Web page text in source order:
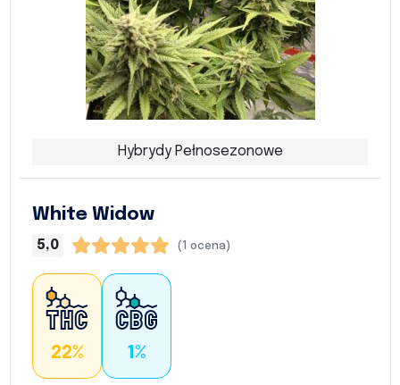
Hybrydy Pełnosezonowe
White Widow
5,0 (1 ocena)
22% 1%